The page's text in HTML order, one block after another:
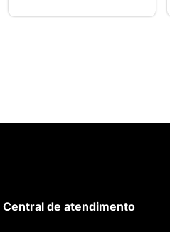
Central de atendimento